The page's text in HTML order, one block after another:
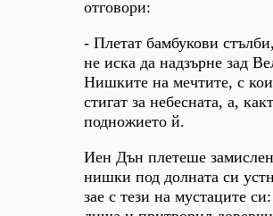
отговори:
- Плетат бамбукови
не иска да надзърне зад
Нишките на мечтите, с
стигат за небесната, а,
подножието й.
Иен Дън плетеше
нишки под долната си
зае с тези на мустаците